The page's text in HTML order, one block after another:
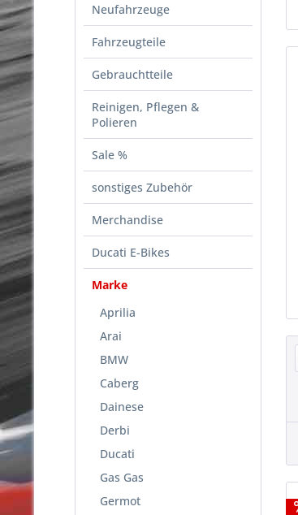
Neufahrzeuge
Fahrzeugteile
Gebrauchtteile
Reinigen, Pflegen &
Polieren
Sale %
sonstiges Zubehör
Merchandise
Ducati E-Bikes
Marke
Aprilia
Arai
BMW
Caberg
Dainese
Derbi
Ducati
Gas Gas
Germot